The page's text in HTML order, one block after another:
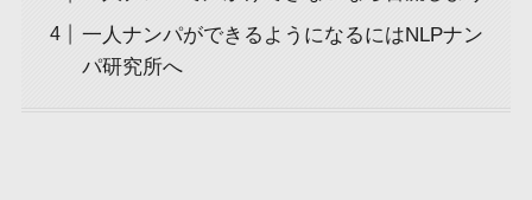
一人ナンパができるようになるにはNLPナン
パ研究所へ